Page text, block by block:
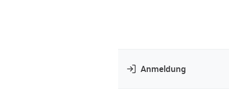
Anmeldung